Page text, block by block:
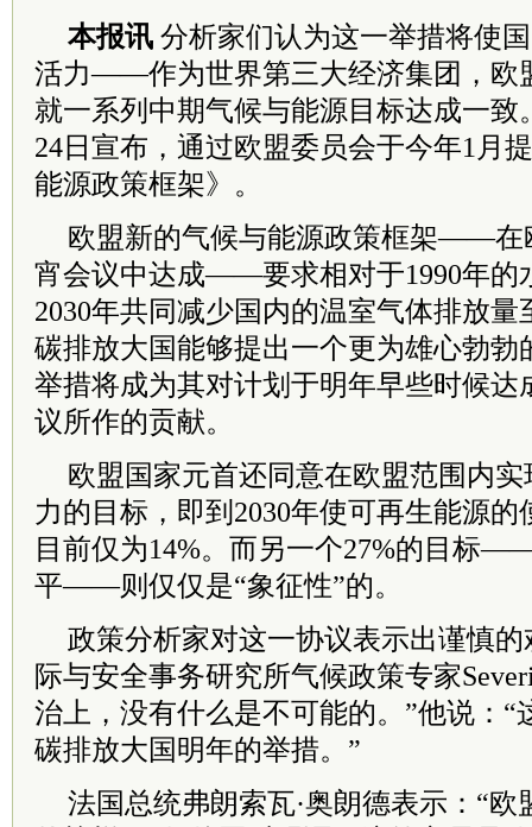
本报讯 分析家们认为这一举措将使
活力——作为世界第三大经济集团，欧
就一系列中期气候与能源目标达成一致
24日宣布，通过欧盟委员会于今年1月
能源政策框架》。
欧盟新的气候与能源政策框架——在
宵会议中达成——要求相对于1990年的
2030年共同减少国内的温室气体排放量
碳排放大国能够提出一个更为雄心勃勃
举措将成为其对计划于明年早些时候达
议所作的贡献。
欧盟国家元首还同意在欧盟范围内
力的目标，即到2030年使可再生能源的
目前仅为14%。而另一个27%的目标
平——则仅仅是“象征性”的。
政策分析家对这一协议表示出谨慎
际与安全事务研究所气候政策专家
治上，没有什么是不可能的。”他说：“
碳排放大国明年的举措。”
法国总统弗朗索瓦·奥朗德表示：“